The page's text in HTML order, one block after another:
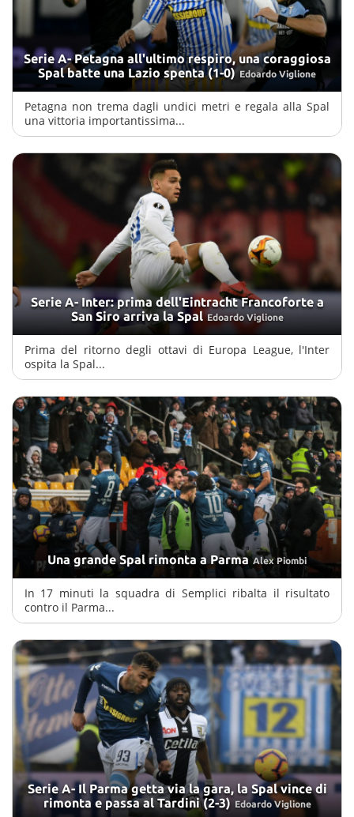
Serie A- Petagna all'ultimo respiro, una coraggiosa
Spal batte una Lazio spenta (1-0) Edoardo Viglione
Petagna non trema dagli undici metri e regala alla Spal
una vittoria importantissima...
Serie A- Inter: prima dell'Eintracht Francoforte a
San Siro arriva la Spal Edoardo Viglione
Prima del ritorno degli ottavi di Europa League, l'Inter
ospita la Spal...
Una grande Spal rimonta a Parma Alex Piombi
In 17 minuti la squadra di Semplici ribalta il risultato
contro il Parma...
Serie A- Il Parma getta via la gara, la Spal vince di
rimonta e passa al Tardini (2-3) Edoardo Viglione